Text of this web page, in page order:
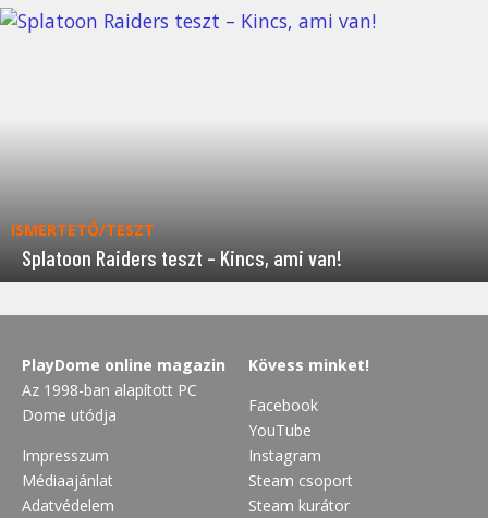
ISMERTETŐ/TESZT
Splatoon Raiders teszt – Kincs, ami van!
PlayDome online magazin
Az 1998-ban alapított PC
Dome utódja
Impresszum
Médiaajánlat
Adatvédelem
Kövess minket!
Facebook
YouTube
Instagram
Steam csoport
Steam kurátor